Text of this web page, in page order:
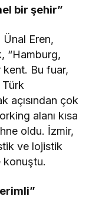
bir şehir”
Eren,
“Hamburg,
kent. Bu fuar,
Türk
açısından çok
alanı kısa
oldu. İzmir,
ve lojistik
konuştu.